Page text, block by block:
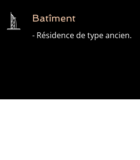
Batîment
- Résidence de type ancien.